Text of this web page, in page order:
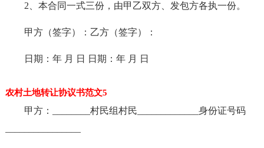
2、本合同一式三份，由甲乙双方、发包方各执一份。
甲方（签字）：乙方（签字）：
日期：年 月 日 日期：年 月 日
农村土地转让协议书范文5
甲方：________村民组村民_____________身份证号码